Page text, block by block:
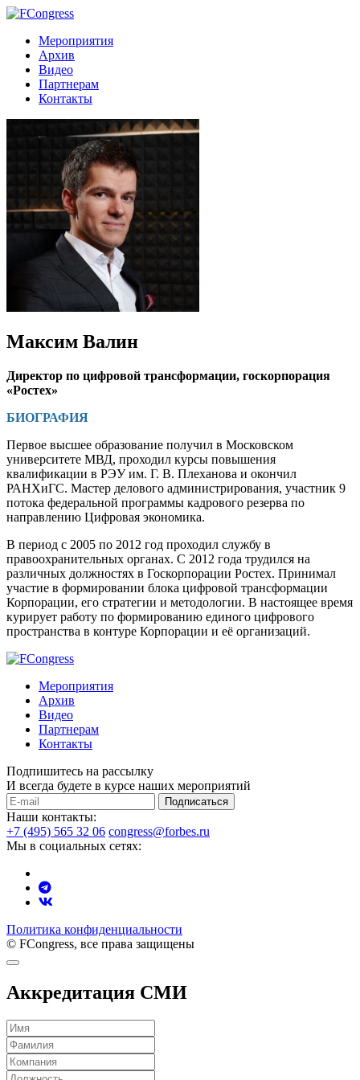
Мероприятия
Архив
Видео
Партнерам
Контакты
Максим Валин
Директор по цифровой трансформации, госкорпорация
«Ростех»
БИОГРАФИЯ
Первое высшее образование получил в Московском
университете МВД, проходил курсы повышения
квалификации в РЭУ им. Г. В. Плеханова и окончил
РАНХиГС. Мастер делового администрирования, участник 9
потока федеральной программы кадрового резерва по
направлению Цифровая экономика.
В период с 2005 по 2012 год проходил службу в
правоохранительных органах. С 2012 года трудился на
различных должностях в Госкорпорации Ростех. Принимал
участие в формировании блока цифровой трансформации
Корпорации, его стратегии и методологии. В настоящее время
курирует работу по формированию единого цифрового
пространства в контуре Корпорации и её организаций.
Мероприятия
Архив
Видео
Партнерам
Контакты
Подпишитесь на рассылку
И всегда будете в курсе наших мероприятий
Подписаться
Наши контакты:
+7 (495) 565 32 06 congress@forbes.ru
Мы в социальных сетях:
Политика конфиденциальности
© FCongress, все права защищены
Аккредитация СМИ